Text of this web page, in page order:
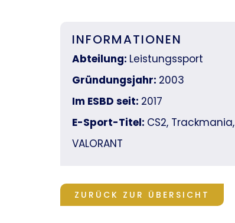
INFORMATIONEN
Abteilung: Leistungssport
Gründungsjahr: 2003
Im ESBD seit: 2017
E-Sport-Titel: CS2, Trackmania,
VALORANT
ZURÜCK ZUR ÜBERSICHT